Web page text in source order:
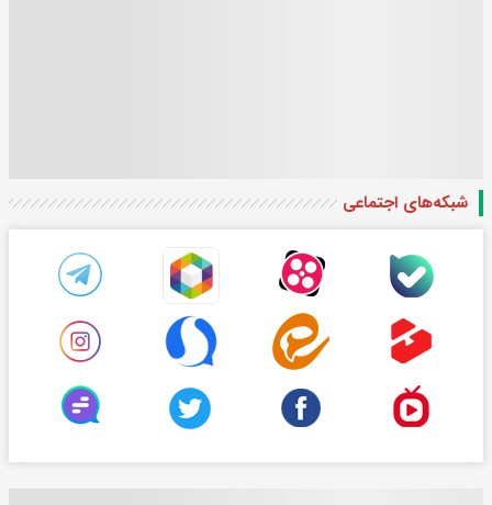
شبکه‌های اجتماعی